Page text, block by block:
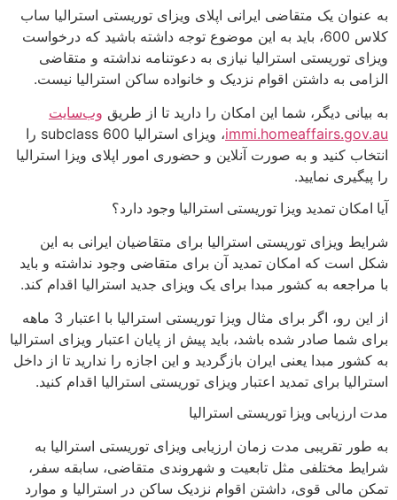
به عنوان یک متقاضی ایرانی اپلای ویزای توریستی استرالیا ساب
کلاس 600، باید به این موضوع توجه داشته باشید که درخواست
ویزای توریستی استرالیا نیازی به دعوتنامه نداشته و متقاضی
الزامی به داشتن اقوام نزدیک و خانواده ساکن استرالیا نیست.
به بیانی دیگر، شما این امکان را دارید تا از طریق وب‌سایت
immi.homeaffairs.gov.au
، ویزای استرالیا subclass 600 را
انتخاب کنید و به صورت آنلاین و حضوری امور اپلای ویزا استرالیا
را پیگیری نمایید.
آیا امکان تمدید ویزا توریستی استرالیا وجود دارد؟
شرایط ویزای توریستی استرالیا برای متقاضیان ایرانی به این
شکل است که امکان تمدید آن برای متقاضی وجود نداشته و باید
با مراجعه به کشور مبدا برای یک ویزای جدید استرالیا اقدام کند.
از این رو، اگر برای مثال ویزا توریستی استرالیا با اعتبار 3 ماهه
برای شما صادر شده باشد، باید پیش از پایان اعتبار ویزای استرالیا
به کشور مبدا یعنی ایران بازگردید و این اجازه را ندارید تا از داخل
استرالیا برای تمدید اعتبار ویزای توریستی استرالیا اقدام کنید.
مدت ارزیابی ویزا توریستی استرالیا
به طور تقریبی مدت زمان ارزیابی ویزای توریستی استرالیا به
شرایط مختلفی مثل تابعیت و شهروندی متقاضی، سابقه سفر،
تمکن مالی قوی، داشتن اقوام نزدیک ساکن در استرالیا و موارد